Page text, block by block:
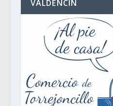
VALDENCÍN